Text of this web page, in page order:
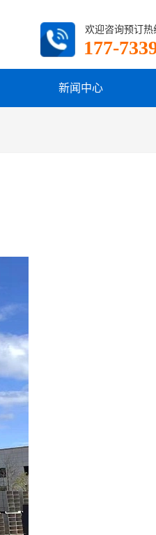
新闻中心
欢迎咨询预订热
177-